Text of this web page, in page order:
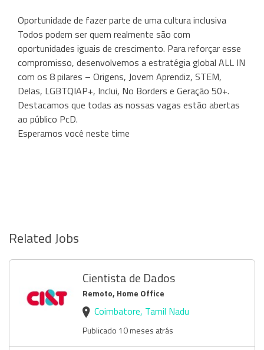
Oportunidade de fazer parte de uma cultura inclusiva
Todos podem ser quem realmente são com
oportunidades iguais de crescimento. Para reforçar esse
compromisso, desenvolvemos a estratégia global ALL IN
com os 8 pilares – Origens, Jovem Aprendiz, STEM,
Delas, LGBTQIAP+, Inclui, No Borders e Geração 50+.
Destacamos que todas as nossas vagas estão abertas
ao público PcD.
Esperamos você neste time
Related Jobs
Cientista de Dados
Remoto, Home Office
Coimbatore, Tamil Nadu
Publicado 10 meses atrás